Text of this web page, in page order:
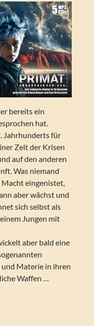
bereits ein
hat.
Jahrhunderts für
Zeit der Krisen
auf den anderen
Was niemand
Macht eingenistet,
aber wächst und
sich selbst als
Jungen mit
aber bald eine
Materie in ihren
Waffen …